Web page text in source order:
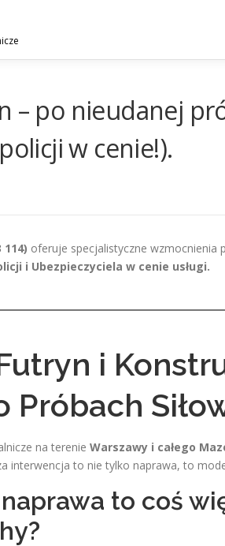
– po nieudanej
w cenie!).
oferuje specjalistyczne wzmocnienia
i Ubezpieczyciela w cenie usługi.
i
Próbach
na terenie Warszawy i całego
interwencja to nie tylko naprawa, to
to coś